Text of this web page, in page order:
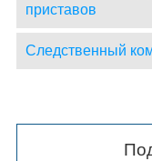
приставов
Следственный